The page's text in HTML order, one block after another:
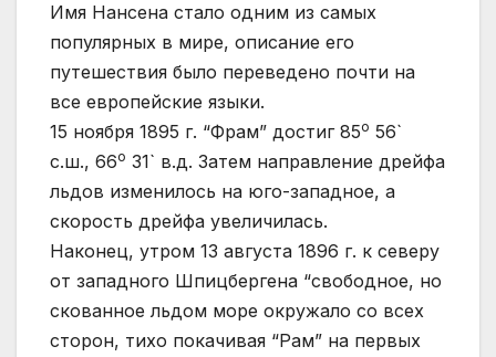
Имя Нансена стало одним из самых
популярных в мире, описание его
путешествия было переведено почти на
все европейские языки.
15 ноября 1895 г. “Фрам” достиг 85o 56`
с.ш., 66o 31` в.д. Затем направление дрейфа
льдов изменилось на юго-западное, а
скорость дрейфа увеличилась.
Наконец, утром 13 августа 1896 г. к северу
от западного Шпицбергена “свободное, но
скованное льдом море окружало со всех
сторон, тихо покачивая “Рам” на первых